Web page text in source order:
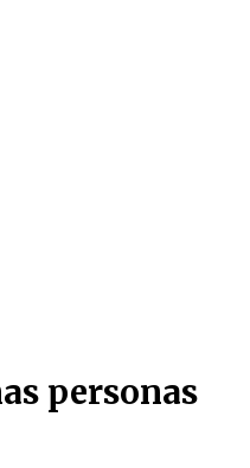
personas